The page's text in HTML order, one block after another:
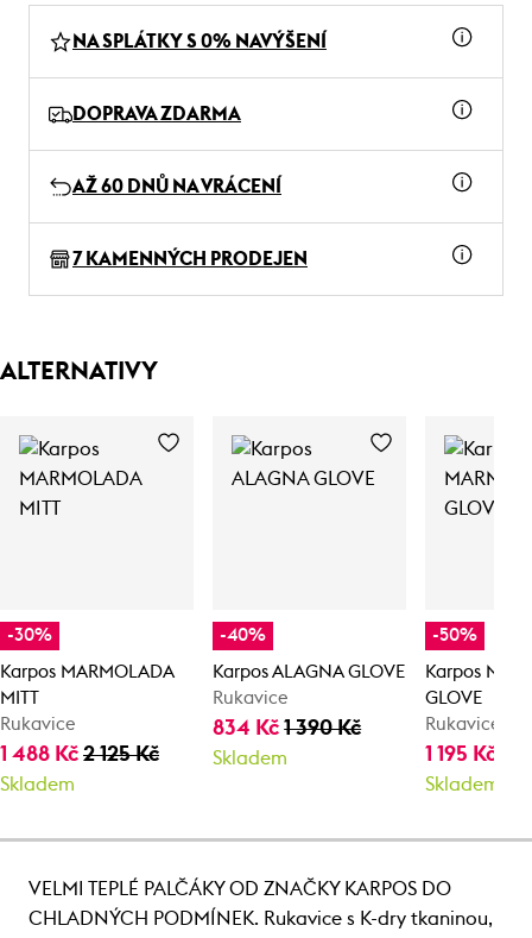
NA SPLÁTKY S 0% NAVÝŠENÍ
DOPRAVA ZDARMA
AŽ 60 DNŮ NA VRÁCENÍ
7 KAMENNÝCH PRODEJEN
ALTERNATIVY
-30%
Karpos MARMOLADA
MITT
Rukavice
1 488 Kč 2 125 Kč
Skladem
-40%
Karpos ALAGNA GLOVE
Rukavice
834 Kč1 390 Kč
Skladem
-50%
Karpos
GLOVE
Rukavice
1 195 Kč
Skladem
VELMI TEPLÉ PALČÁKY OD ZNAČKY KARPOS DO
CHLADNÝCH PODMÍNEK. Rukavice s K-dry tkaninou,